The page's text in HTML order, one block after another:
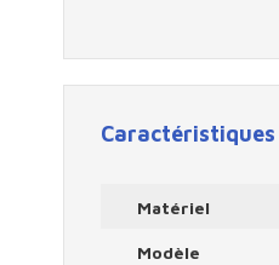
Caractéristiques
Matériel
Modèle